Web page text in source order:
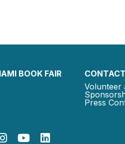
BOOK FAIR
Volunteer
Press